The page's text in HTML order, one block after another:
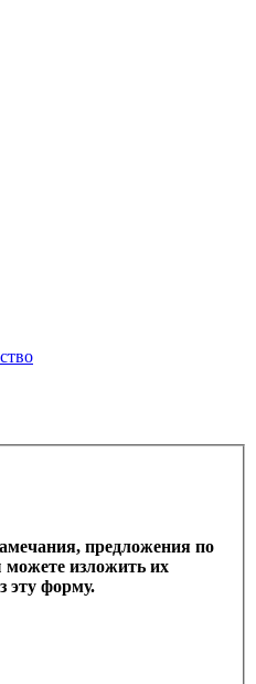
предложения по
изложить их
эту форму.